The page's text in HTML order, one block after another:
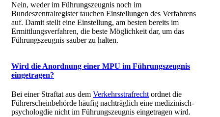
Nein, weder im Führungszeugnis noch im
Bundeszentralregister tauchen Einstellungen des Verfahrens
auf. Damit stellt eine Einstellung, am besten bereits im
Ermittlungsverfahren, die beste Möglichkeit dar, um das
Führungszeugnis sauber zu halten.
Wird die Anordnung einer MPU im Führungszeugnis
eingetragen?
Bei einer Straftat aus dem Verkehrsstrafrecht ordnet die
Führerscheinbehörde häufig nachträglich eine medizinisch-
psychologdie nicht im Führungszeugnis eingetragen wird.